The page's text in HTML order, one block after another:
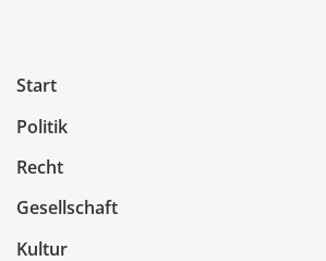
Start
Politik
Recht
Gesellschaft
Kultur